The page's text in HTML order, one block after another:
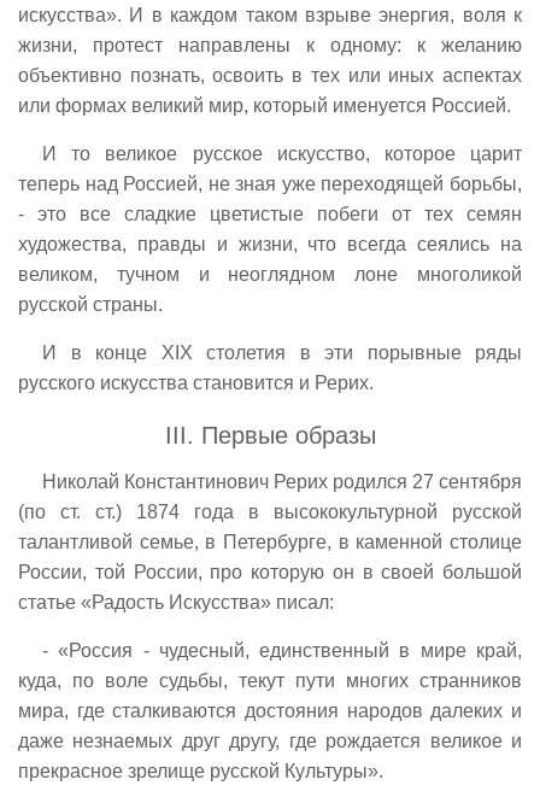
искусства». И в каждом таком взрыве энергия, воля к
жизни, протест направлены к одному: к желанию
объективно познать, освоить в тех или иных аспектах
или формах великий мир, который именуется Россией.
И то великое русское искусство, которое царит
теперь над Россией, не зная уже переходящей борьбы,
- это все сладкие цветистые побеги от тех семян
художества, правды и жизни, что всегда сеялись на
великом, тучном и неоглядном лоне многоликой
русской страны.
И в конце XIX столетия в эти порывные ряды
русского искусства становится и Рерих.
III. Первые образы
Николай Константинович Рерих родился 27 сентября
(по ст. ст.) 1874 года в высококультурной русской
талантливой семье, в Петербурге, в каменной столице
России, той России, про которую он в своей большой
статье «Радость Искусства» писал:
- «Россия - чудесный, единственный в мире край,
куда, по воле судьбы, текут пути многих странников
мира, где сталкиваются достояния народов далеких и
даже незнаемых друг другу, где рождается великое и
прекрасное зрелище русской Культуры».